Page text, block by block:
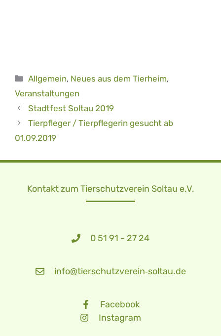
Kategorien
Allgemein, Neues aus dem Tierheim,
Veranstaltungen
Stadtfest Soltau 2019
Tierpfleger / Tierpflegerin gesucht ab
01.09.2019
Kontakt zum Tierschutzverein Soltau e.V.
0 51 91 - 27 24
info@tierschutzverein‑soltau.de
Facebook
Instagram